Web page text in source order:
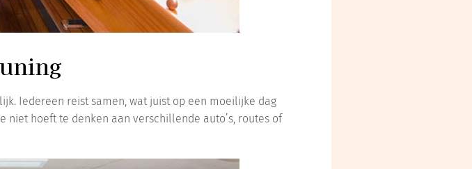
Iedereen reist samen, wat juist op een moeilijke dag
niet hoeft te denken aan verschillende auto’s, routes of